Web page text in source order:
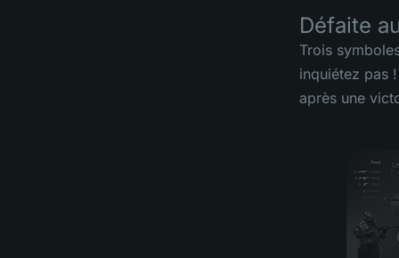
Défaite
Trois
inquiétez pas
après une